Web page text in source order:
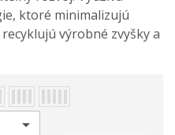
ktoré minimalizujú
výrobné zvyšky a
